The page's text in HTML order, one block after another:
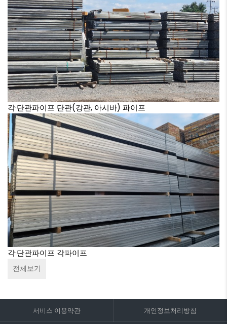
각·단관파이프 단관(강관, 아시바) 파이프
각·단관파이프 각파이프
전체보기
서비스 이용약관 개인정보처리방침